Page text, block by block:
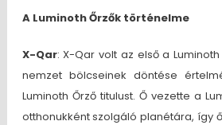
A Luminoth Őrzők történelme
X-Qar: X-Qar volt az első a
nemzet bölcseinek döntése
Luminoth Őrző titulust. Ő vezette a
otthonukként szolgáló planétára, így